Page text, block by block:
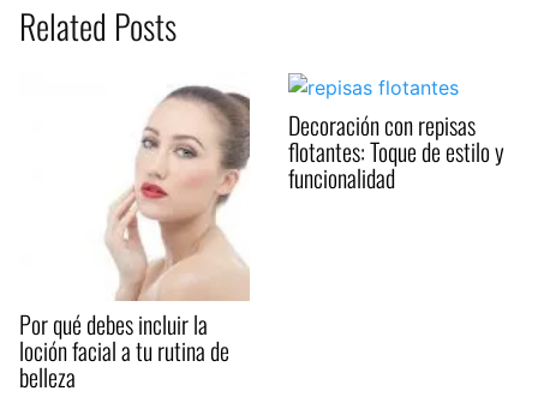
Related Posts
Por qué debes incluir la
loción facial a tu rutina de
belleza
Decoración con repisas
flotantes: Toque de estilo y
funcionalidad